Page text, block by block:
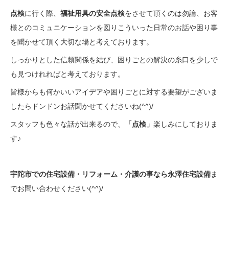
点検に行く際、 福祉用具の安全点検をさせて頂くのは勿論、お客
様とのコミュニケーションを図りこういった日常のお話や困り事
を聞かせて頂く大切な場と考えております。
しっかりとした信頼関係を結び、困りごとの解決の糸口を少しで
も見つけれればと考えております。
皆様からも何かいいアイデアや困りごとに対する要望がございま
したらドンドンお話聞かせてくださいね(^^)/
スタッフも色々な話が出来るので、 「点検」 楽しみにしておりま
す♪
宇陀市での住宅設備・リフォーム・介護の事なら永澤住宅設備ま
でお問い合わせください(^^)/